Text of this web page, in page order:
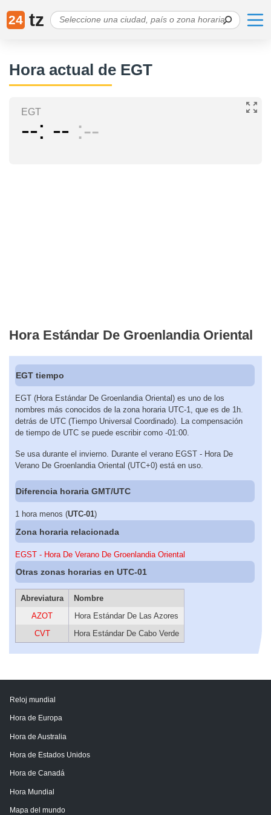
24 tz
Hora actual de EGT
EGT
-- -- --
Hora Estándar De Groenlandia Oriental
EGT tiempo
EGT (Hora Estándar De Groenlandia Oriental) es uno de los
nombres más conocidos de la zona horaria UTC-1, que es de 1h.
detrás de UTC (Tiempo Universal Coordinado). La compensación
de tiempo de UTC se puede escribir como -01:00.
Se usa durante el invierno. Durante el verano EGST - Hora De
Verano De Groenlandia Oriental (UTC+0) está en uso.
Diferencia horaria GMT/UTC
1 hora menos (UTC-01)
Zona horaria relacionada
EGST - Hora De Verano De Groenlandia Oriental
Otras zonas horarias en UTC-01
Abreviatura
Nombre
AZOT
Hora Estándar De Las Azores
CVT
Hora Estándar De Cabo Verde
Reloj mundial
Hora de Europa
Hora de Australia
Hora de Estados Unidos
Hora de Canadá
Hora Mundial
Mapa del mundo